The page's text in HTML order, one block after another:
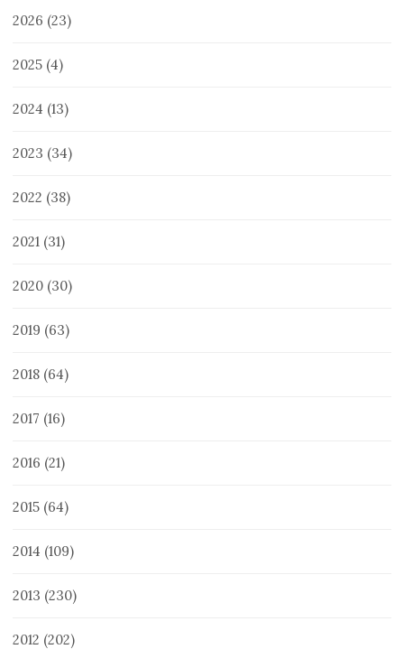
2026 (23)
2025 (4)
2024 (13)
2023 (34)
2022 (38)
2021 (31)
2020 (30)
2019 (63)
2018 (64)
2017 (16)
2016 (21)
2015 (64)
2014 (109)
2013 (230)
2012 (202)